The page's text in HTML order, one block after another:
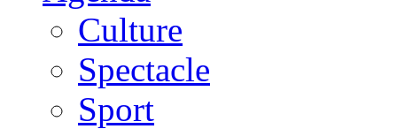
Culture
Spectacle
Sport